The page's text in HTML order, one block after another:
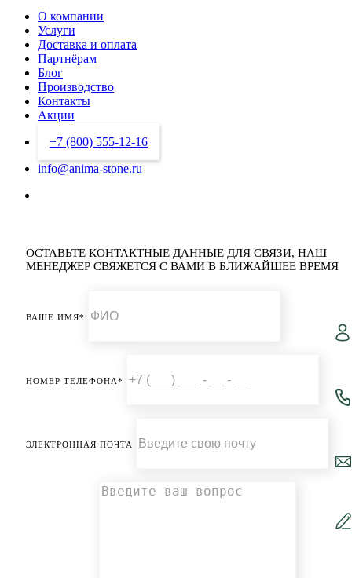
О компании
Услуги
Доставка и оплата
Партнёрам
Блог
Производство
Контакты
Акции
+7 (800) 555-12-16
info@anima-stone.ru
ОСТАВЬТЕ КОНТАКТНЫЕ ДАННЫЕ ДЛЯ СВЯЗИ, НАШ
МЕНЕДЖЕР СВЯЖЕТСЯ С ВАМИ В БЛИЖАЙШЕЕ ВРЕМЯ
ВАШЕ ИМЯ*
НОМЕР ТЕЛЕФОНА*
ЭЛЕКТРОННАЯ ПОЧТА